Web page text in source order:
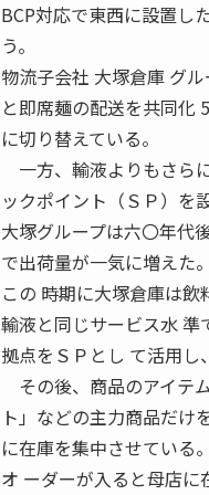
BCP対応で東西に設置し
う。
物流子会社 大塚倉庫 グ
と即席麺の配送を共同
に切り替えている。
一方、輸液よりもさら
ックポイント（ＳＰ）を
大塚グループは六〇年代
で出荷量が一気に増えた。
この 時期に大塚倉庫は飲
輸液と同じサービス水
拠点をＳＰとし て活用し
その後、商品のアイテ
ト」などの主力商品だけ
に在庫を集中させている。
オ ーダーが入ると母店